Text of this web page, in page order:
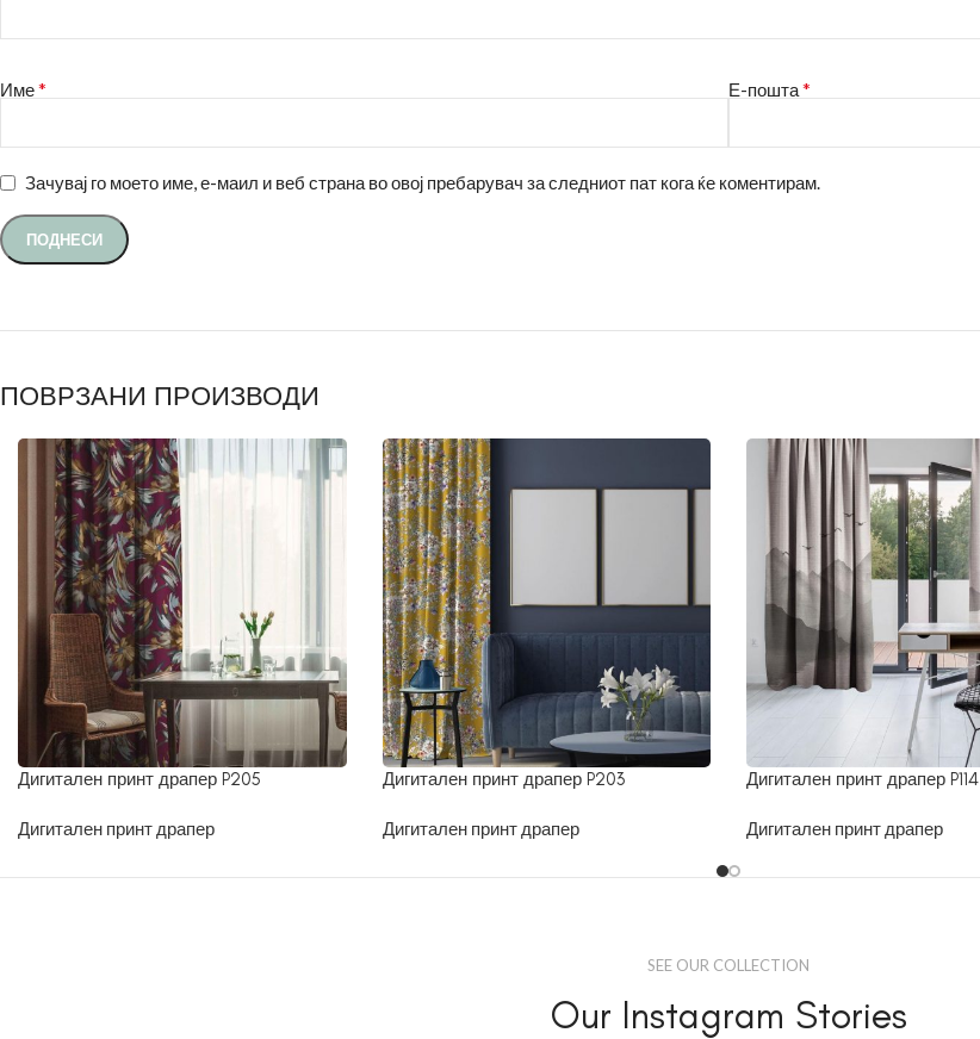
Име* Е-пошта*
Зачувај го моето име, е-маил и веб страна во овој пребарувач за следниот пат кога ќе коментирам.
ПОВРЗАНИ ПРОИЗВОДИ
Дигитален принт драпер P205
Дигитален принт драпер
Дигитален принт драпер P203
Дигитален принт драпер
Дигитален принт драпер P114
Дигитален принт драпер
SEE OUR COLLECTION
Our Instagram Stories